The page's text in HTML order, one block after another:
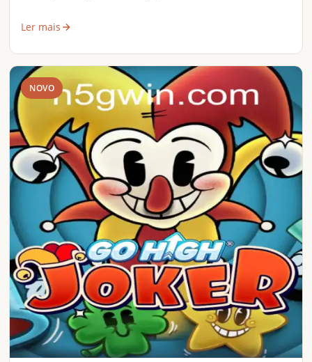
Ler mais
NOVO